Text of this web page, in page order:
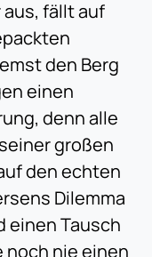
aus, fällt auf
den Berg
einen
denn alle
großen
den echten
Dilemma
einen Tausch
noch nie einen